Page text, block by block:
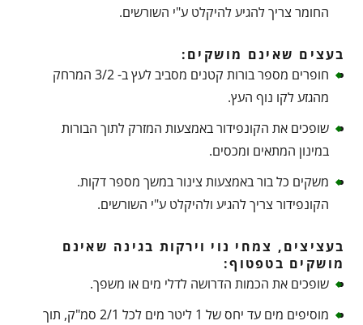
החומר צריך להגיע להיקלט ע"י השורשים.
בעצים שאינם מושקים:
חופרים מספר בורות קטנים מסביב לעץ ב- 3/2 המרחק
מהגזע לקו נוף העץ.
שופכים את הקונפידור באמצעות המזרק לתוך הבורות
במינון המתאים ומכסים.
משקים כל בור באמצעות צינור במשך מספר דקות.
הקונפידור צריך להגיע ולהיקלט ע"י השורשים.
בעציצים, צמחי נוי וירקות בגינה שאינם
מושקים בטפטוף:
שופכים את הכמות הדרושה לדלי מים או משפך.
מוסיפים מים עד יחס של 1 ליטר מים לכל 2/1 סמ"ק, תוך